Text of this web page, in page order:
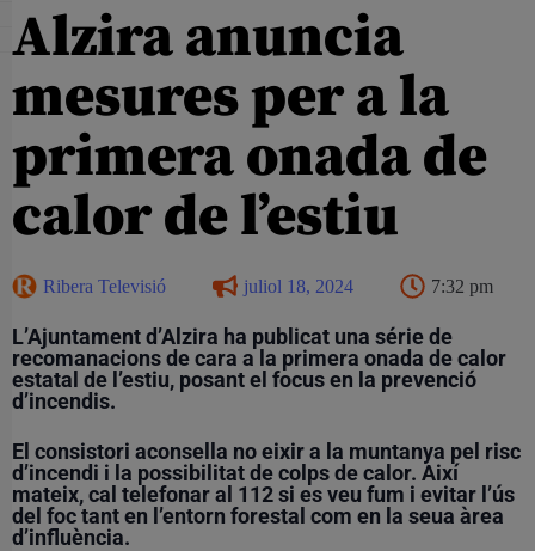
Alzira anuncia
mesures per a la
primera onada de
calor de l’estiu
Ribera Televisió juliol 18, 2024 7:32 pm
L’Ajuntament d’Alzira ha publicat una série de
recomanacions de cara a la primera onada de calor
estatal de l’estiu, posant el focus en la prevenció
d’incendis.
El consistori aconsella no eixir a la muntanya pel risc
d’incendi i la possibilitat de colps de calor. Així
mateix, cal telefonar al 112 si es veu fum i evitar l’ús
del foc tant en l’entorn forestal com en la seua àrea
d’influència.